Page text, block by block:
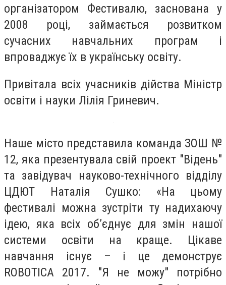
організатором Фестивалю, заснована у
2008 році, займається розвитком
сучасних навчальних програм і
впроваджує їх в українську освіту.
Привітала всіх учасників дійства Міністр
освіти і науки Лілія Гриневич.
Наше місто представила команда ЗОШ №
12, яка презентувала свій проект "Відень"
та завідувач науково-технічного відділу
ЦДЮТ Наталія Сушко: «На цьому
фестивалі можна зустріти ту надихаючу
ідею, яка всіх об’єднує для змін нашої
системи освіти на краще. Цікаве
навчання існує – і це демонструє
ROBOTICA 2017. "Я не можу" потрібно